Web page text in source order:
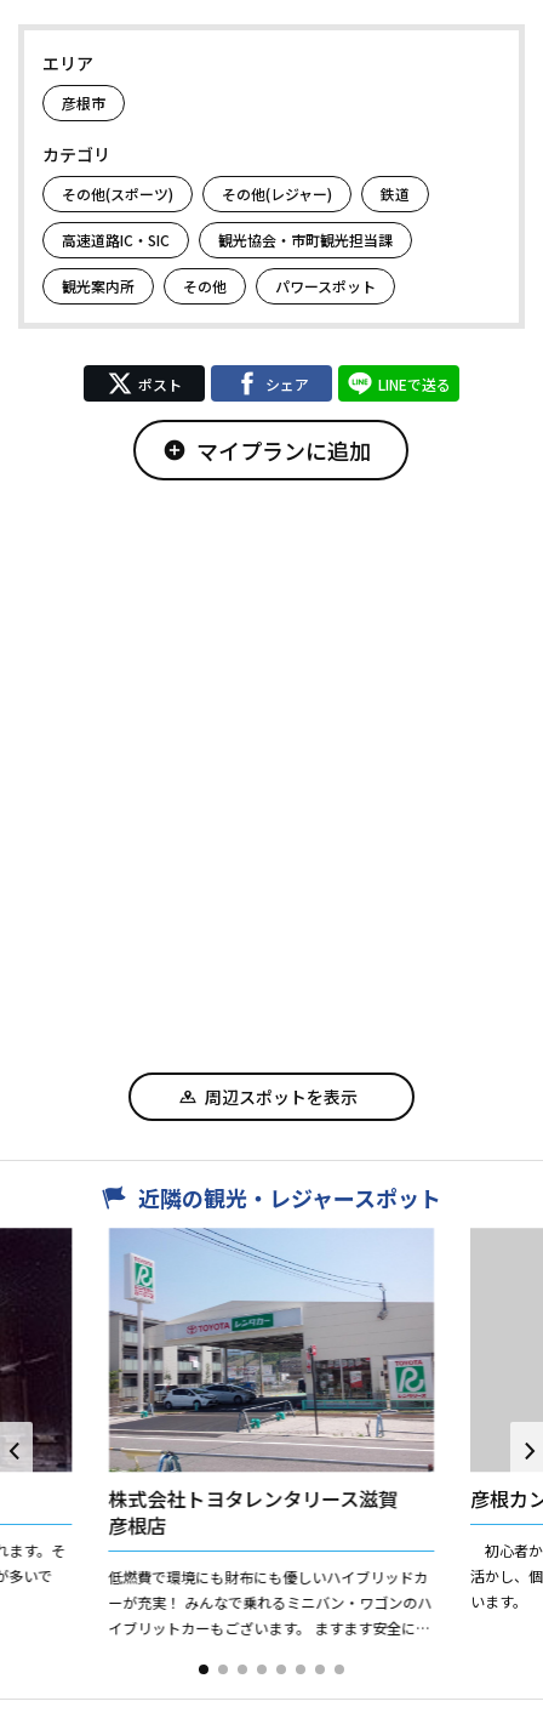
エリア
彦根市
カテゴリ
その他(スポーツ) その他(レジャー) 鉄道
高速道路IC・SIC 観光協会・市町観光担当課
観光案内所 その他 パワースポット
ポスト シェア LINEで送る
add_circle マイプランに追加
周辺スポットを表示
近隣の観光・レジャースポット
ます。そ
多いで
株式会社トヨタレンタリース滋賀
彦根店
低燃費で環境にも財布にも優しいハイブリッドカ
ーが充実！ みんなで乗れるミニバン・ワゴンのハ
イブリットカーもございます。 ますます安全にご
やプリクラッ...
彦根カ
初心者
活かし、
います。